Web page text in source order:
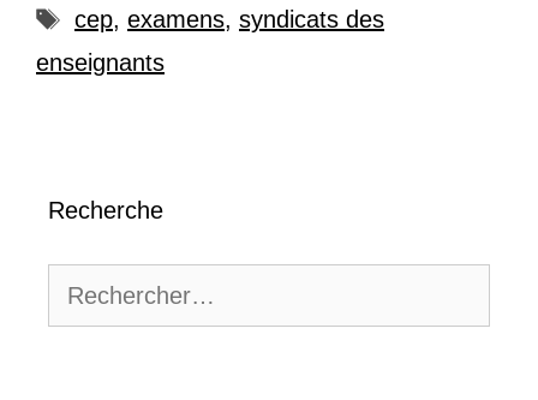
Étiquettes
cep, examens, syndicats des
enseignants
Recherche